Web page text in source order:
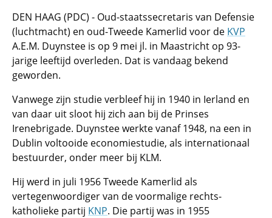
DEN HAAG (PDC) - Oud-staatssecretaris van Defensie
(luchtmacht) en oud-Tweede Kamerlid voor de KVP
A.E.M. Duynstee is op 9 mei jl. in Maastricht op 93-
jarige leeftijd overleden. Dat is vandaag bekend
geworden.
Vanwege zijn studie verbleef hij in 1940 in Ierland en
van daar uit sloot hij zich aan bij de Prinses
Irenebrigade. Duynstee werkte vanaf 1948, na een in
Dublin voltooide economiestudie, als internationaal
bestuurder, onder meer bij KLM.
Hij werd in juli 1956 Tweede Kamerlid als
vertegenwoordiger van de voormalige rechts-
katholieke partij KNP. Die partij was in 1955